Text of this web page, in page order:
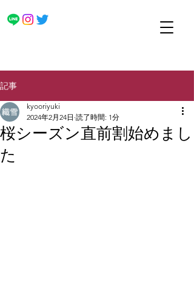
記事
桜シーズン直前割始めまし
た
kyooriyuki
2024年2月24日 読了時間: 1分